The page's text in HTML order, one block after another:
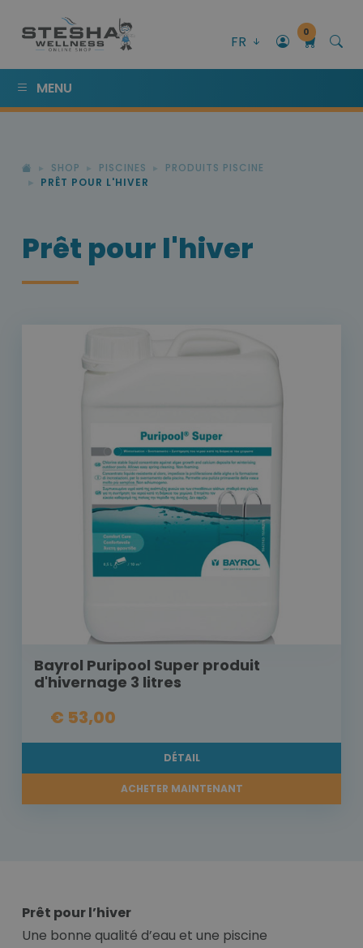
FR
0
MENU
SHOP PISCINES
PRODUITS PISCINE
PRÊT POUR L'HIVER
Prêt pour l'hiver
Bayrol Puripool Super produit
d'hivernage 3 litres
€ 53,00
DÉTAIL
ACHETER MAINTENANT
Prêt pour l’hiver
Une bonne qualité d’eau et une piscine